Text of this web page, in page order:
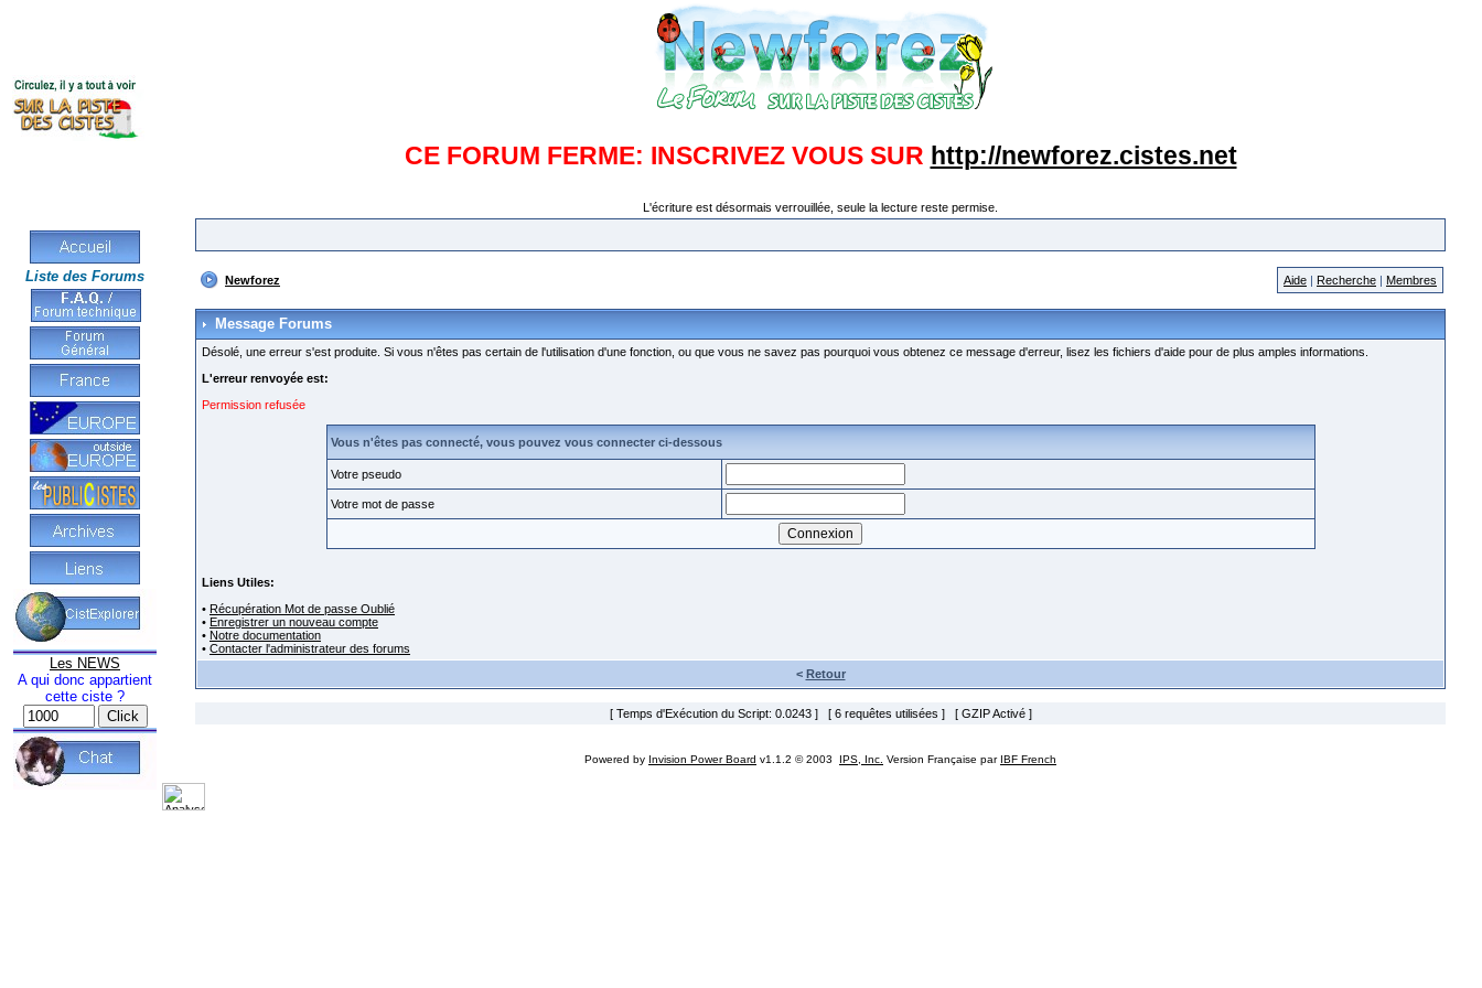
CE FORUM FERME: INSCRIVEZ VOUS SUR http://newforez.cistes.net
L'écriture est désormais verrouillée, seule la lecture reste permise.
Liste des Forums
Les NEWS
A qui donc appartient
cette ciste ?
Newforez Aide | Recherche | Membres
Message Forums
Désolé, une erreur s'est produite. Si vous n'êtes pas certain de l'utilisation d'une fonction, ou que vous ne savez pas pourquoi vous obtenez ce message d'erreur, lisez les fichiers d'aide pour de plus amples informations.
L'erreur renvoyée est:
Permission refusée
Vous n'êtes pas connecté, vous pouvez vous connecter ci-dessous
Votre pseudo
Votre mot de passe
Liens Utiles:
• Récupération Mot de passe Oublié
• Enregistrer un nouveau compte
• Notre documentation
• Contacter l'administrateur des forums
< Retour
[ Temps d'Exécution du Script: 0.0243 ] [ 6 requêtes utilisées ] [ GZIP Activé ]
Powered by Invision Power Board v1.1.2 © 2003 IPS, Inc. Version Française par IBF French